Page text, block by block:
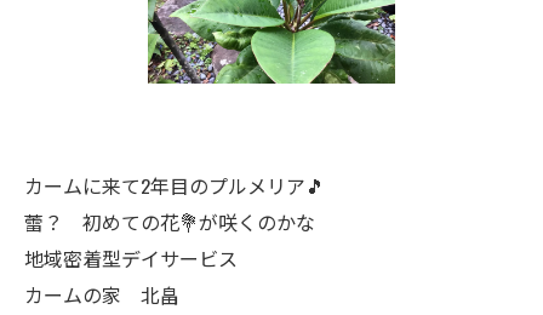
カームに来て2年目のプルメリア🎵
蕾？ 初めての花💐が咲くのかな
地域密着型デイサービス
カームの家 北畠